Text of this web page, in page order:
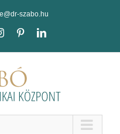
szabo.hu
InstagramPinterestLinkedIn